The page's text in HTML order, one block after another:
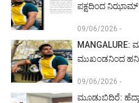
ಪಕ್ಷದಿಂದ ನಿಝಾಮ್
09/06/2026 -
ಮುಖಂಡನಿಂದ
09/06/2026 -
ಮೂಡುಬಿದಿರೆ: